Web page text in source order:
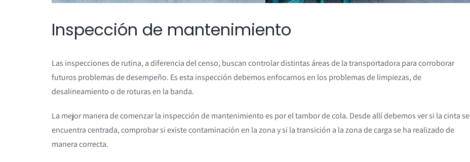
Inspección de mantenimiento
Las inspecciones de rutina, a diferencia del censo, buscan controlar distintas áreas de la transportadora para corroborar
futuros problemas de desempeño. Es esta inspección debemos enfocarnos en los problemas de limpiezas, de
desalineamiento o de roturas en la banda.
La mejor manera de comenzar la inspección de mantenimiento es por el tambor de cola. Desde allí debemos ver si la cinta se
encuentra centrada, comprobar si existe contaminación en la zona y si la transición a la zona de carga se ha realizado de
manera correcta.